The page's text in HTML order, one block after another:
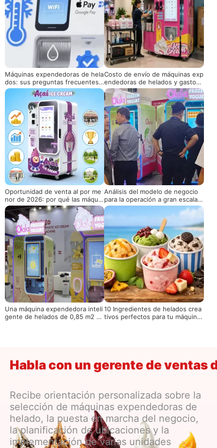
Máquinas expendedoras de hela
dos: sus preguntas frecuentes r
espondidas
Costo de envío de máquinas exp
endedoras de helados y gastos
totales de importación: Lo que l
os compradores extranjeros deb
en saber
Oportunidad de venta al por me
nor de 2026: por qué las máquin
as expendedoras de helados y y
ogur congelado son su mejor op
ción de inversión
Análisis del modelo de negocio
para la operación a gran escala d
e máquinas expendedoras de he
lados
Una máquina expendedora inteli
gente de helados de 0,85 m2 ve
10 Ingredientes de helados crea
tivos perfectos para tu máquina
Habla con un gerente de ventas
Recibe orientación personalizada sobre la
selección de máquinas expendedoras de
helado, la puesta en marcha del negocio,
la planificación de ubicaciones y la
implementación de varias unidades